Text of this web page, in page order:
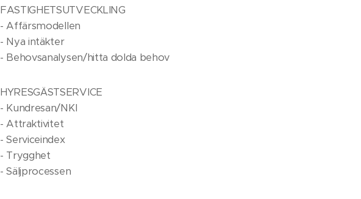
FASTIGHETSUTVECKLING
- Affärsmodellen
- Nya intäkter
- Behovsanalysen/hitta dolda behov
HYRESGÄSTSERVICE
- Kundresan/NKI
- Attraktivitet
- Serviceindex
- Trygghet
- Säljprocessen